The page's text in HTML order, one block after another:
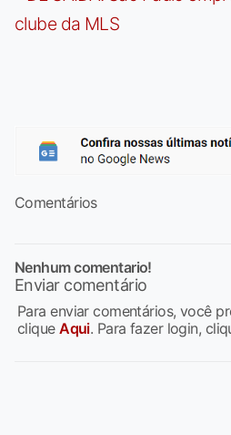
clube da MLS
Comentários
Nenhum comentario!
Enviar comentário
Para enviar comentários, você
cliqueAqui. Para fazer login,